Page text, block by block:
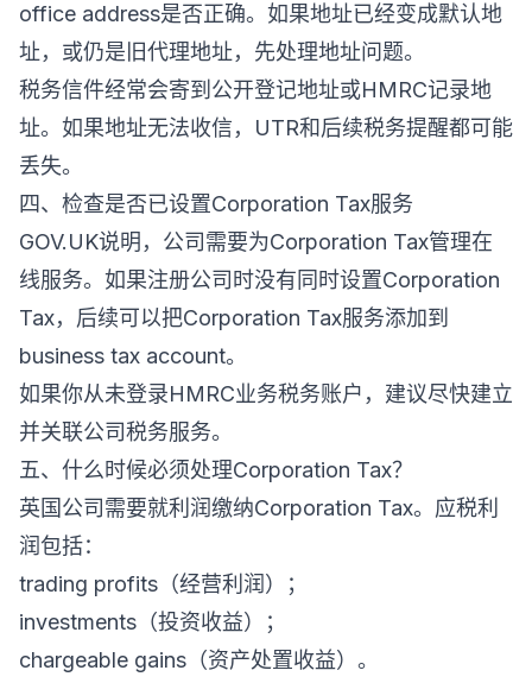
office address是否正确。如果地址已经变成默认地
址，或仍是旧代理地址，先处理地址问题。
税务信件经常会寄到公开登记地址或HMRC记录地
址。如果地址无法收信，UTR和后续税务提醒都可能
丢失。
四、检查是否已设置Corporation Tax服务
GOV.UK说明，公司需要为Corporation Tax管理在
线服务。如果注册公司时没有同时设置Corporation
Tax，后续可以把Corporation Tax服务添加到
business tax account。
如果你从未登录HMRC业务税务账户，建议尽快建立
并关联公司税务服务。
五、什么时候必须处理Corporation Tax？
英国公司需要就利润缴纳Corporation Tax。应税利
润包括：
trading profits（经营利润）；
investments（投资收益）；
chargeable gains（资产处置收益）。